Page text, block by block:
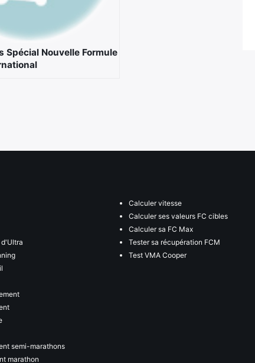
Spécial Nouvelle Formule
semi-marathons
marathon
Calculer vitesse
Calculer ses valeurs FC cibles
Calculer sa FC Max
Tester sa récupération FCM
Test VMA Cooper